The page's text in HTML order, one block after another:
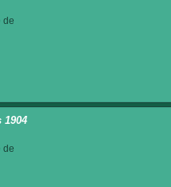
de
1904
de